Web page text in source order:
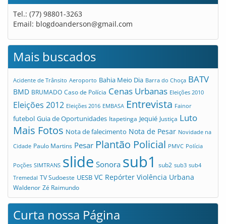
Tel.: (77) 98801-3263
Email: blogdoanderson@gmail.com
Mais buscados
Acidente de Trânsito Aeroporto Bahia Meio Dia Barra do Choça BATV
BMD BRUMADO Caso de Polícia Cenas Urbanas Eleições 2010
Eleições 2012 Eleições 2016 EMBASA Entrevista Fainor
futebol Guia de Oportunidades Itapetinga Jequié Justiça Luto
Mais Fotos Nota de falecimento Nota de Pesar Novidade na
Cidade Paulo Martins Pesar Plantão Policial PMVC Polícia
Poções SIMTRANS slide Sonora sub1 sub2 sub3 sub4
Tremedal TV Sudoeste UESB VC Repórter Violência Urbana
Waldenor Zé Raimundo
Curta nossa Página